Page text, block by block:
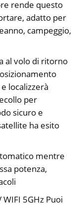
rende questo
adatto per
campeggio,
al volo di ritorno
localizzerà
per
sicuro e
ha esito
mentre
potenza,
WIFI 5GHz Puoi